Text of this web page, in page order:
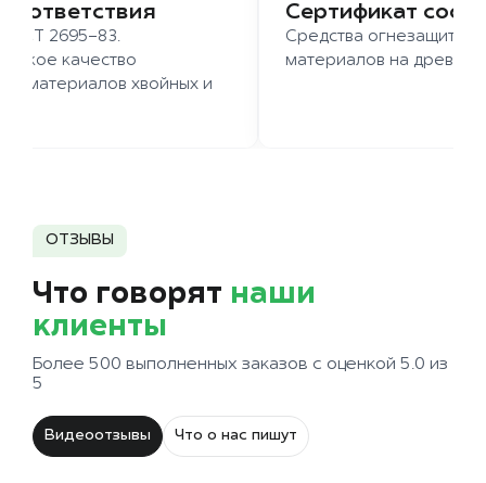
2695-83.
качество
хвойных и
Сертификат
Средства огнезащиты
материалов на
ОТЗЫВЫ
Что говорят наши
клиенты
Более 500 выполненных заказов с оценкой 5.0 из
5
Видеоотзывы Что о нас пишут